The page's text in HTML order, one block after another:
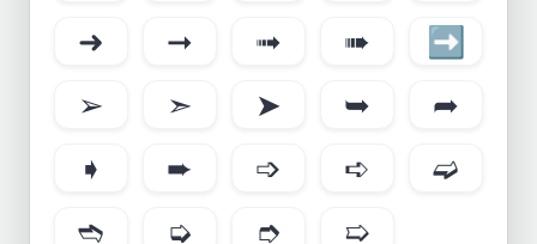
➜
➞ ➟ ➠
➡
➢
➣ ➤ ➥
➦
➧
➨ ➩ ➪
➫
➬
➭ ➮ ➯